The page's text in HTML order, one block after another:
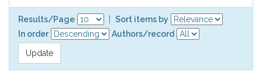
Results/Page
Sort items by
In order
Authors/record